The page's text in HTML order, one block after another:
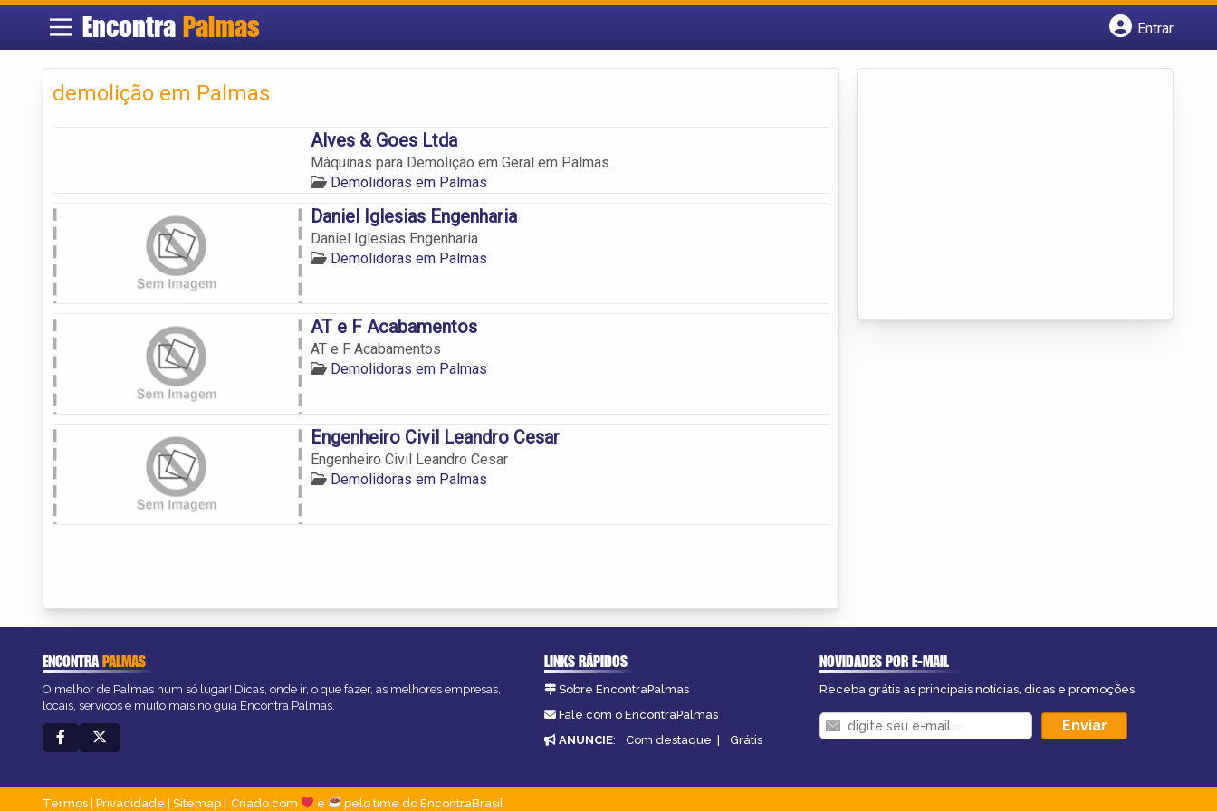
Encontra Palmas
Entrar
demolição em Palmas
Alves & Goes Ltda
Máquinas para Demolição em Geral em Palmas.
Demolidoras em Palmas
Daniel Iglesias Engenharia
Daniel Iglesias Engenharia
Demolidoras em Palmas
AT e F Acabamentos
AT e F Acabamentos
Demolidoras em Palmas
Engenheiro Civil Leandro Cesar
Engenheiro Civil Leandro Cesar
Demolidoras em Palmas
ENCONTRAPALMAS
O melhor de Palmas num só lugar! Dicas, onde ir, o que fazer, as melhores empresas,
locais, serviços e muito mais no guia Encontra Palmas.
LINKS RÁPIDOS
Sobre EncontraPalmas
Fale com o EncontraPalmas
ANUNCIE: Com destaque | Grátis
NOVIDADES POR E-MAIL
Receba grátis as principais notícias, dicas e promoções
Termos Privacidade Sitemap Criado com e pelo time do EncontraBrasil